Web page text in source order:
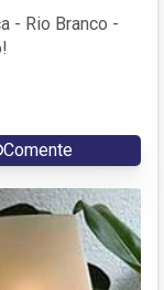
- Rio Branco -
Comente